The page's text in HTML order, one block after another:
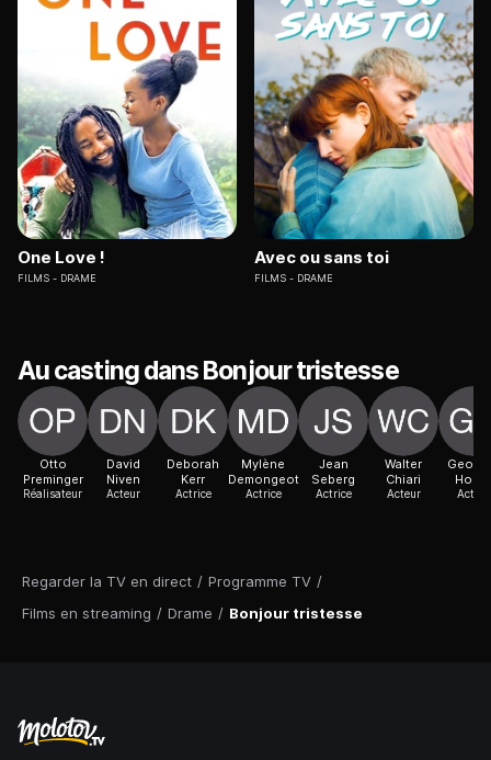
Regarder la TV en direct / Programme TV /
Films en streaming / Drame / Bonjour tristesse
One Love !
FILMS DRAME
Avec ou sans toi
FILMS DRAME
Au casting dans Bonjour tristesse
Otto
Preminger
Réalisateur
David
Niven
Acteur
Deborah
Kerr
Actrice
Mylène
Demongeot
Actrice
Jean
Seberg
Actrice
Walter
Chiari
Acteur
Horne
Acteur